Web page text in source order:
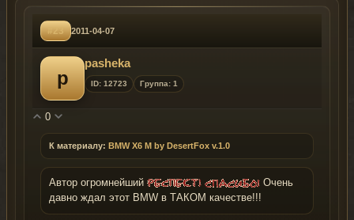
#23 2011-04-07
p
pasheka
ID: 12723 Группа: 1
0
К материалу: BMW X6 M by DesertFox v.1.0
Автор огромнейший
Очень
давно ждал этот BMW в ТАКОМ качестве!!!